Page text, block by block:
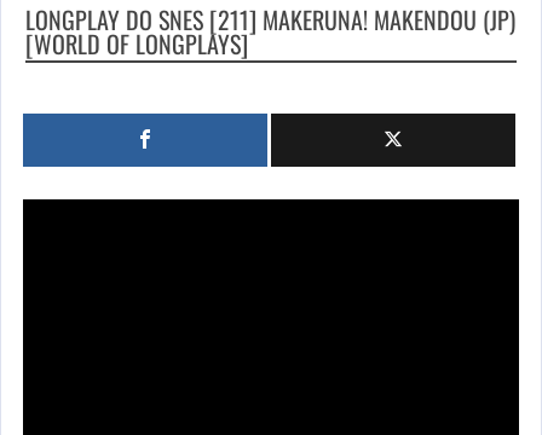
LONGPLAY DO SNES [211] MAKERUNA! MAKENDOU (JP)
[WORLD OF LONGPLAYS]